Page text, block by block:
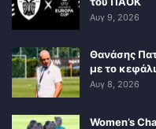
Αυγ 9, 2026
Θανάσης
με το
Αυγ 8, 2026
Women’s